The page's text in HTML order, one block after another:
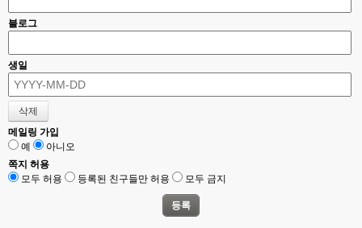
블로그
생일
메일링 가입
예
아니오
쪽지 허용
모두 허용
등록된 친구들만 허용 모두 금지